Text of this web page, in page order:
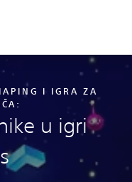
I IGRA ZA
u igri